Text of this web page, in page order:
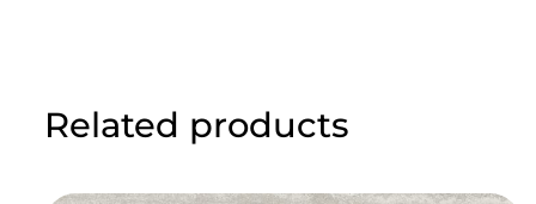
Related products